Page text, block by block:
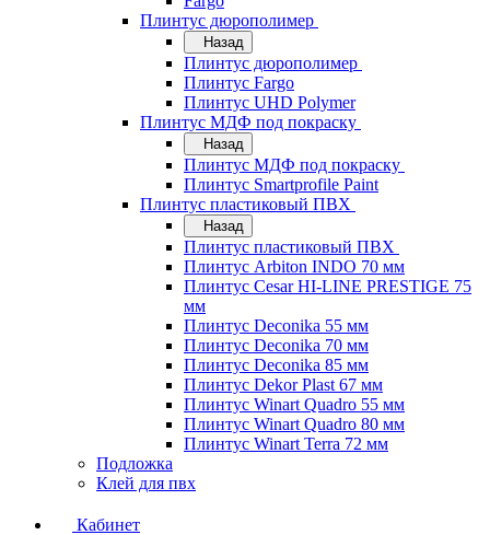
Плинтус дюрополимер
Назад
Плинтус дюрополимер
Плинтус Fargo
Плинтус UHD Polymer
Плинтус МДФ под покраску
Назад
Плинтус МДФ под покраску
Плинтус Smartprofile Paint
Плинтус пластиковый ПВХ
Назад
Плинтус пластиковый ПВХ
Плинтус Arbiton INDO 70 мм
Плинтус Cesar HI-LINE PRESTIGE 75
мм
Плинтус Deconika 55 мм
Плинтус Deconika 70 мм
Плинтус Deconika 85 мм
Плинтус Dekor Plast 67 мм
Плинтус Winart Quadro 55 мм
Плинтус Winart Quadro 80 мм
Плинтус Winart Terra 72 мм
Подложка
Клей для пвх
Кабинет